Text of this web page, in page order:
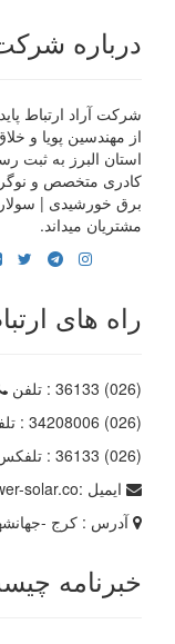
درباره
شرکت آراد ارتباط
استان البرز به ثبت
کادری متخصص و
برق خورشیدی |
مشتریان میداند.
راه های
(026) 36133
: تلفن
(026) 34208006
:
(026) 36133
:
ایمیل :solar.co
آدرس : کرج -
خبرنامه